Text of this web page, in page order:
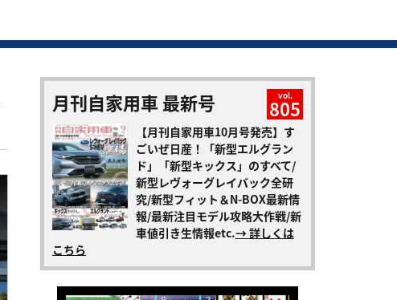
月刊自家用車 最新号 vol.
805
【月刊自家用車10月号発売】す
ごいぜ日産！「新型エルグラン
ド」「新型キックス」のすべて/
新型レヴォーグレイバック全研
究/新型フィット＆N-BOX最新情
報/最新注目モデル攻略大作戦/新
車値引き生情報etc.→ 詳しくは
こちら